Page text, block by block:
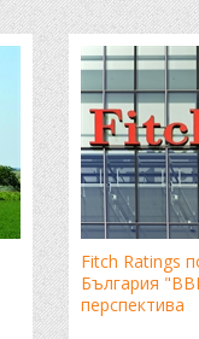
Fitch Ratings
България
перспектива